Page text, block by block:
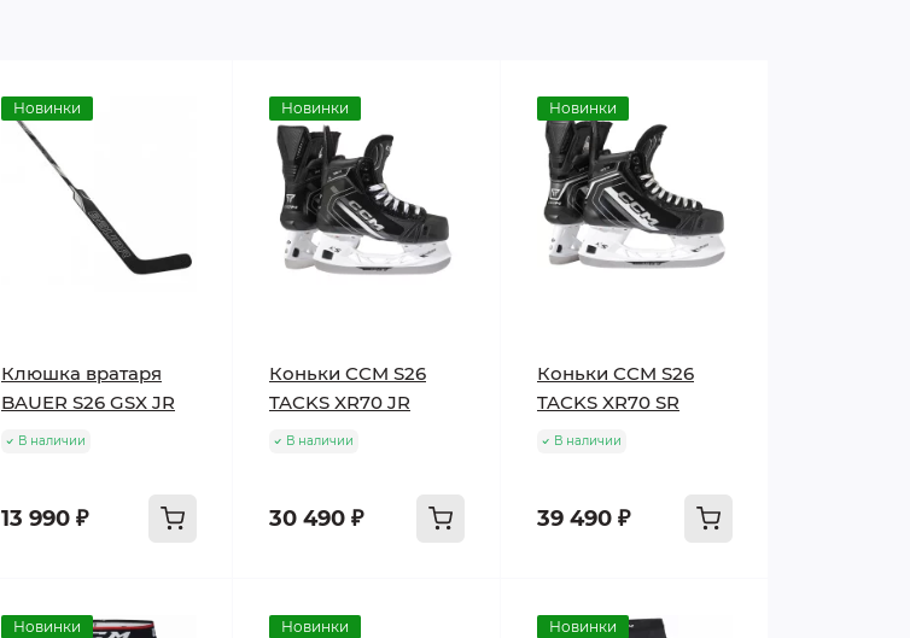
Новинки
Клюшка вратаря
BAUER S26 GSX JR
В наличии
13 990 ₽
Новинки
Коньки CCM S26
TACKS XR70 JR
В наличии
30 490 ₽
Новинки
Коньки CCM S26
TACKS XR70 SR
В наличии
39 490 ₽
Новинки Новинки Новинки